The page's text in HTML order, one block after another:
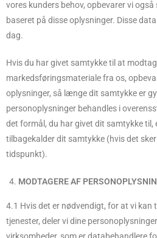
vores kunders behov, opbevarer vi
baseret på disse oplysninger. Disse
dag.
Hvis du har givet samtykke til at
markedsføringsmateriale fra os,
oplysninger, så længe dit samtykke er
personoplysninger behandles i
det formål, du har givet dit samtykke til,
tilbagekalder dit samtykke (hvis det
tidspunkt).
MODTAGERE AF
4.1 Hvis det er nødvendigt, for at vi kan
tjenester, deler vi dine